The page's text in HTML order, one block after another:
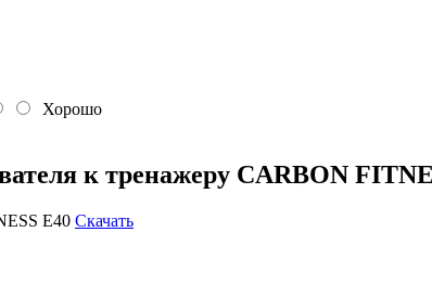
Хорошо
к тренажеру CARBON
E40 Скачать